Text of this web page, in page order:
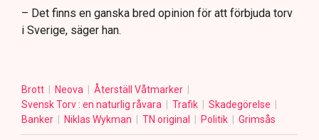
– Det finns en ganska bred opinion för att förbjuda torv
i Sverige, säger han.
Brott Neova
Återställ Våtmarker
Svensk Torv : en naturlig råvara
Trafik
Skadegörelse
Banker
Niklas Wykman TN original Politik Grimsås